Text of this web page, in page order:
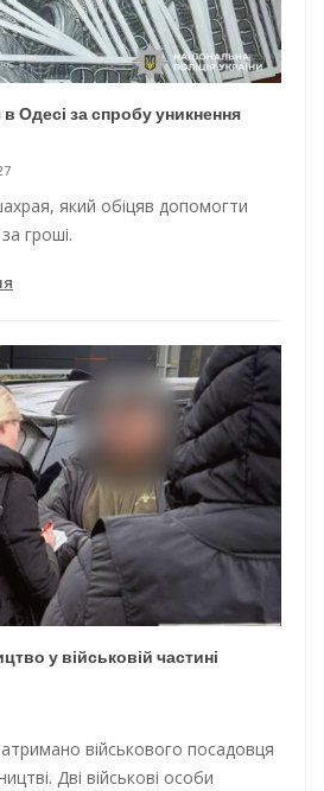
Одесі за спробу уникнення
який обіцяв допомогти
гроші.
у військовій частині
військового посадовця
Дві військові особи